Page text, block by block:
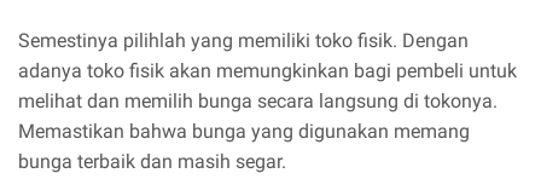
Semestinya pilihlah yang memiliki toko fisik. Dengan
adanya toko fisik akan memungkinkan bagi pembeli untuk
melihat dan memilih bunga secara langsung di tokonya.
Memastikan bahwa bunga yang digunakan memang
bunga terbaik dan masih segar.